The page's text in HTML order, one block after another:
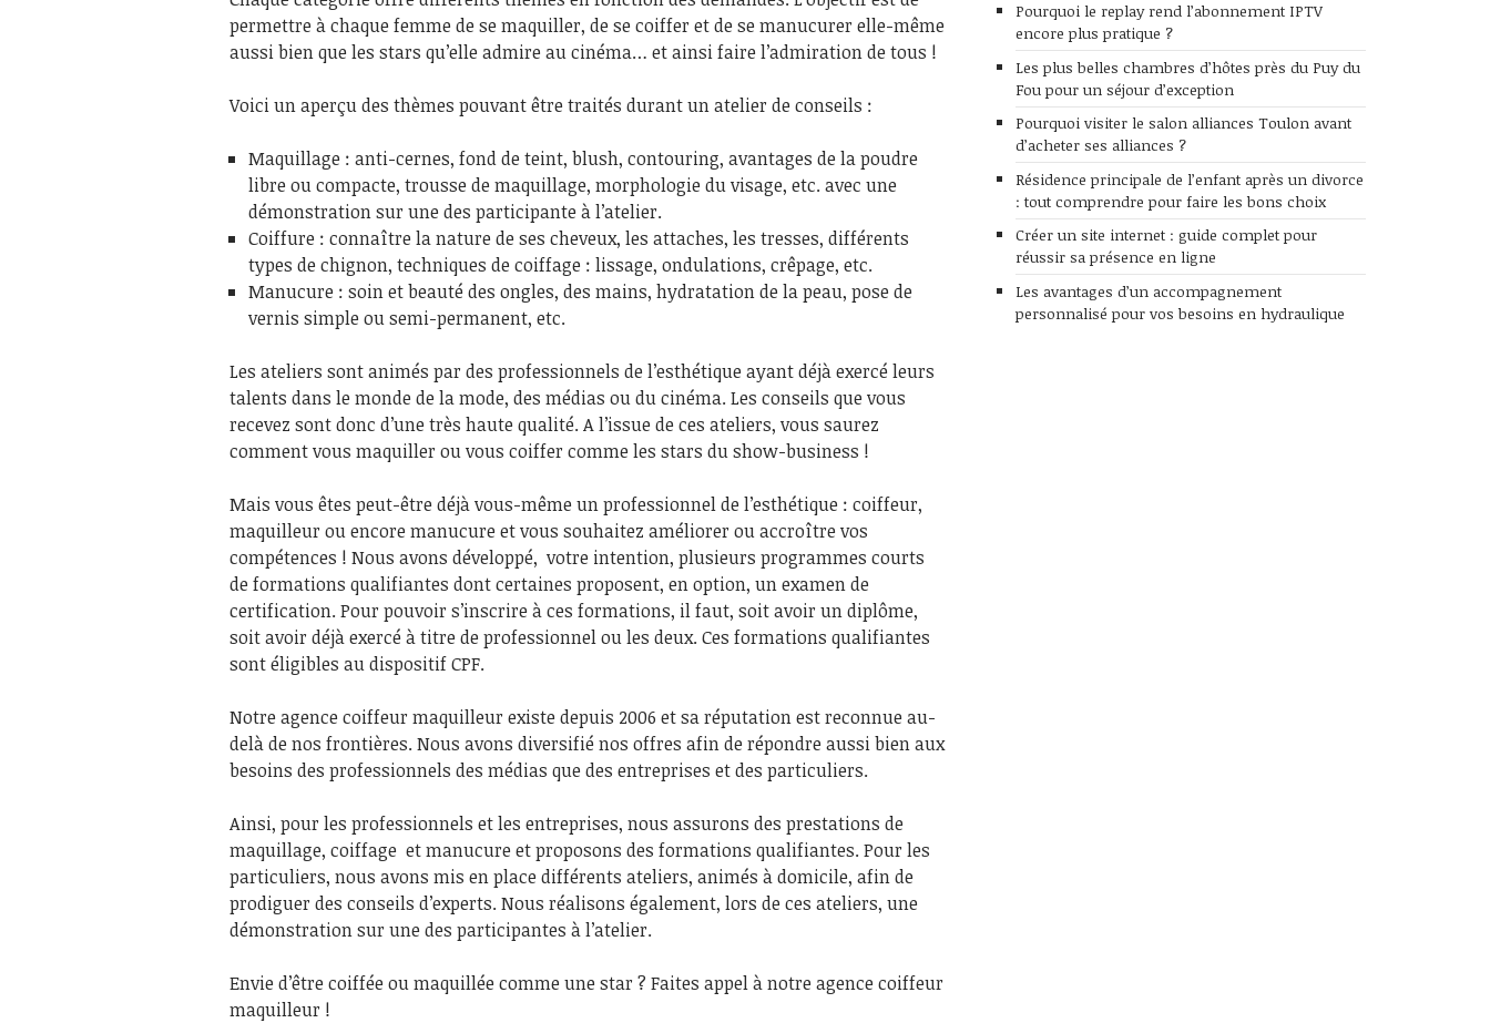
permettre à chaque femme de se maquiller, de se coiffer et de se manucurer elle-même
aussi bien que les stars qu’elle admire au cinéma… et ainsi faire l’admiration de tous !
Voici un aperçu des thèmes pouvant être traités durant un atelier de conseils :
Maquillage : anti-cernes, fond de teint, blush, contouring, avantages de la poudre
libre ou compacte, trousse de maquillage, morphologie du visage, etc. avec une
démonstration sur une des participante à l’atelier.
Coiffure : connaître la nature de ses cheveux, les attaches, les tresses, différents
types de chignon, techniques de coiffage : lissage, ondulations, crêpage, etc.
Manucure : soin et beauté des ongles, des mains, hydratation de la peau, pose de
vernis simple ou semi-permanent, etc.
Les ateliers sont animés par des professionnels de l’esthétique ayant déjà exercé leurs
talents dans le monde de la mode, des médias ou du cinéma. Les conseils que vous
recevez sont donc d’une très haute qualité. A l’issue de ces ateliers, vous saurez
comment vous maquiller ou vous coiffer comme les stars du show-business !
Mais vous êtes peut-être déjà vous-même un professionnel de l’esthétique : coiffeur,
maquilleur ou encore manucure et vous souhaitez améliorer ou accroître vos
compétences ! Nous avons développé, votre intention, plusieurs programmes courts
de formations qualifiantes dont certaines proposent, en option, un examen de
certification. Pour pouvoir s’inscrire à ces formations, il faut, soit avoir un diplôme,
soit avoir déjà exercé à titre de professionnel ou les deux. Ces formations qualifiantes
sont éligibles au dispositif CPF.
Notre agence coiffeur maquilleur existe depuis 2006 et sa réputation est reconnue au-
delà de nos frontières. Nous avons diversifié nos offres afin de répondre aussi bien aux
besoins des professionnels des médias que des entreprises et des particuliers.
Ainsi, pour les professionnels et les entreprises, nous assurons des prestations de
maquillage, coiffage et manucure et proposons des formations qualifiantes. Pour les
particuliers, nous avons mis en place différents ateliers, animés à domicile, afin de
prodiguer des conseils d’experts. Nous réalisons également, lors de ces ateliers, une
démonstration sur une des participantes à l’atelier.
Envie d’être coiffée ou maquillée comme une star ? Faites appel à notre agence coiffeur
maquilleur !
Pourquoi le replay rend l’abonnement IPTV
encore plus pratique ?
Les plus belles chambres d’hôtes près du Puy du
Fou pour un séjour d’exception
Pourquoi visiter le salon alliances Toulon avant
d’acheter ses alliances ?
Résidence principale de l’enfant après un divorce
: tout comprendre pour faire les bons choix
Créer un site internet : guide complet pour
réussir sa présence en ligne
Les avantages d’un accompagnement
personnalisé pour vos besoins en hydraulique